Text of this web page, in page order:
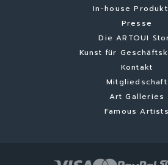
In-house
Presse
Die ARTOUI
Kunst für
Kontakt
Mitgliedschaft
Art Galleries
Famous Artists